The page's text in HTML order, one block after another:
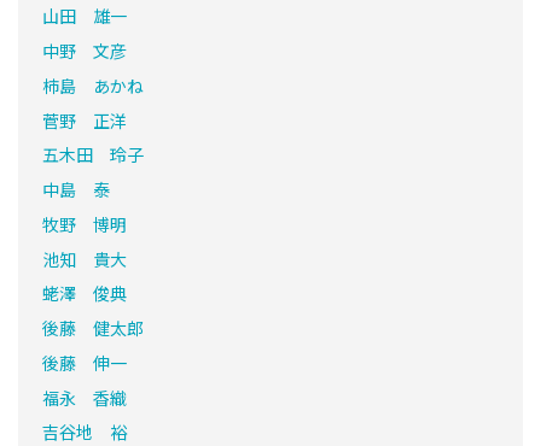
山田 雄一
中野 文彦
柿島 あかね
菅野 正洋
五木田 玲子
中島 泰
牧野 博明
池知 貴大
蛯澤 俊典
後藤 健太郎
後藤 伸一
福永 香織
吉谷地 裕